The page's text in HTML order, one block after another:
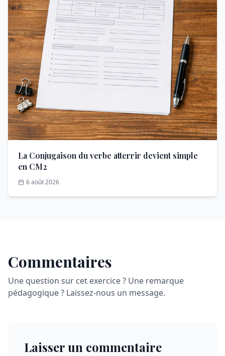
La Conjugaison du verbe atterrir devient simple
en CM2
6 août 2026
Commentaires
Une question sur cet exercice ? Une remarque
pédagogique ? Laissez-nous un message.
Laisser un commentaire